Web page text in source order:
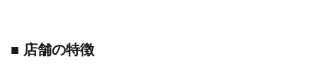
■ 店舗の特徴